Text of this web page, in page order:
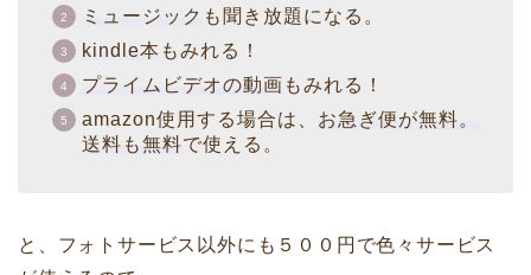
ミュージック も聞き放題になる。
kindle本 もみれる！
プライムビデオの動画 もみれる！
amazon使用する場合は、 お急ぎ便が無料。
送料も無料で使える。
と、フォトサービス以外にも５００円で色々サービス